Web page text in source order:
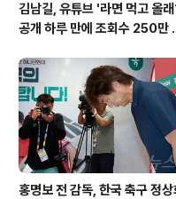
김남길, 유튜브 '라면 먹고 올
공개 하루 만에 조회수 250만
홍명보 전 감독, 한국 축구 정